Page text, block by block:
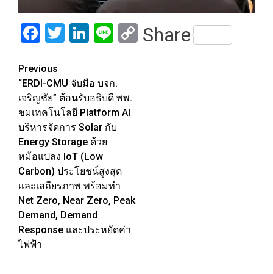
Facebook
Twitter
LinkedIn
LineCopy
Share
Post
navigation
Previous
“ERDI-CMU จับมือ บจก.
เจริญชัย” ต้อนรับอธิบดี พพ.
ชมเทคโนโลยี Platform AI
บริหารจัดการ Solar กับ
Energy Storage ด้วย
หม้อแปลง IoT (Low
Carbon) ประโยชน์สูงสุด
และเสถียรภาพ พร้อมทำ
Net Zero, Near Zero, Peak
Demand, Demand
Response และประหยัดค่า
ไฟฟ้า